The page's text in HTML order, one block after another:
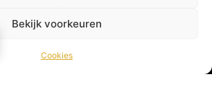
Bekijk voorkeuren
Cookies